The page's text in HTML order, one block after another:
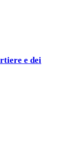
e dei